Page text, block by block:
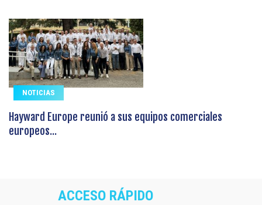
NOTICIAS
Hayward Europe reunió a sus equipos comerciales
europeos...
ACCESO RÁPIDO